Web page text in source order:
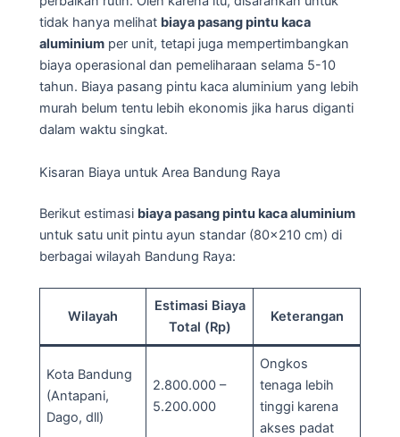
tidak hanya melihat biaya pasang pintu kaca
aluminium per unit, tetapi juga mempertimbangkan
biaya operasional dan pemeliharaan selama 5-10
tahun. Biaya pasang pintu kaca aluminium yang lebih
murah belum tentu lebih ekonomis jika harus diganti
dalam waktu singkat.
Kisaran Biaya untuk Area Bandung Raya
Berikut estimasi biaya pasang pintu kaca aluminium
untuk satu unit pintu ayun standar (80×210 cm) di
berbagai wilayah Bandung Raya:
Wilayah
Estimasi Biaya
Total (Rp)
Keterangan
Kota Bandung
(Antapani,
Dago, dll)
2.800.000 –
5.200.000
Ongkos
tenaga lebih
tinggi karena
akses padat